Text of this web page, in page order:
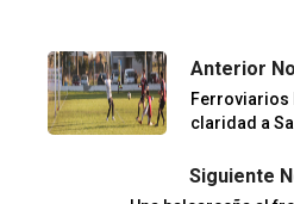
Anterior
Ferroviarios
claridad a
Siguiente